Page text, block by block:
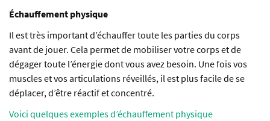
Échauffement physique
Il est très important d’échauffer toute les parties du corps
avant de jouer. Cela permet de mobiliser votre corps et de
dégager toute l’énergie dont vous avez besoin. Une fois vos
muscles et vos articulations réveillés, il est plus facile de se
déplacer, d’être réactif et concentré.
Voici quelques exemples d’échauffement physique